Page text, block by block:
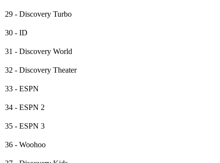
29 - Discovery Turbo
30 - ID
31 - Discovery World
32 - Discovery Theater
33 - ESPN
34 - ESPN 2
35 - ESPN 3
36 - Woohoo